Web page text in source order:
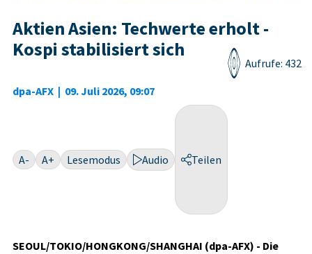
Aktien Asien: Techwerte erholt -
Kospi stabilisiert sich
dpa-AFX | 09. Juli 2026, 09:07
Aufrufe: 432
A- A+ Lesemodus Audio Teilen
SEOUL/TOKIO/HONGKONG/SHANGHAI (dpa-AFX) - Die